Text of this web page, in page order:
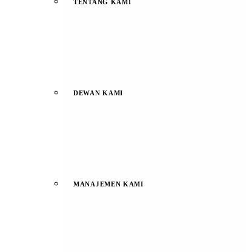
TENTANG KAMI
DEWAN KAMI
MANAJEMEN KAMI